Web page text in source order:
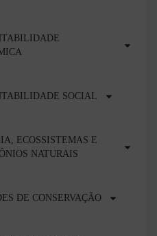
SOCIAL
ECOSSISTEMAS E
NATURAIS
DE CONSERVAÇÃO